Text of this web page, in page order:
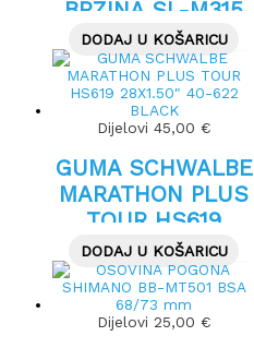
BRZINA SL-M315
DODAJ U KOŠARICU
Dijelovi 45,00 €
GUMA SCHWALBE
MARATHON PLUS
TOUR HS619
28X1.50″ 40-622
BLACK
DODAJ U KOŠARICU
Dijelovi 25,00 €